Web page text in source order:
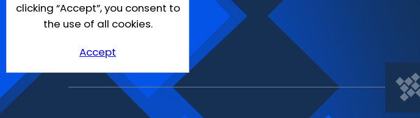
clicking “Accept”, you consent to
the use of all cookies.
Accept